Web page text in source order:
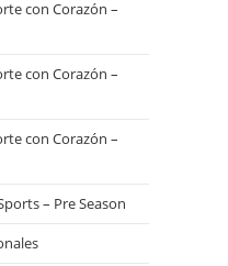
con Corazón –
con Corazón –
con Corazón –
– Pre Season